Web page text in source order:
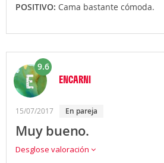
POSITIVO: Cama bastante cómoda.
9.6
ENCARNI
15/07/2017 En pareja
Muy bueno.
Desglose valoración